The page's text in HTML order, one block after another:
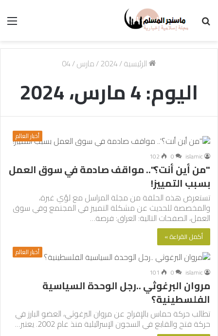
الرئيسية/
2024
/مارس/
04
اليوم:4 مارس، 2024
أخبار العالم
islamic
0
102
"من أين أنت؟".. مواقف صادمة في سوق العمل
بسبب التمييز!
تستعرض هذه الحلقة من مجلة المراسل مع لؤي غبرة،
والمخصصة للحديث عن مشكلة التمييز في المجتمع وفي سوق
العمل، الصفحات التالية: العراق: فرصة…
أكمل القراءة »
أخبار العالم
islamic
0
101
مروان البرغوثي ..رجل الوحدة السياسية
الفلسطينية؟
تطالب حركة حماس بالإفراج عن مروان البرغوثي، العضو البارز في
حركة فتح والقابع في السجون الإسرائيلية منذ عام 2002. يعتبر…